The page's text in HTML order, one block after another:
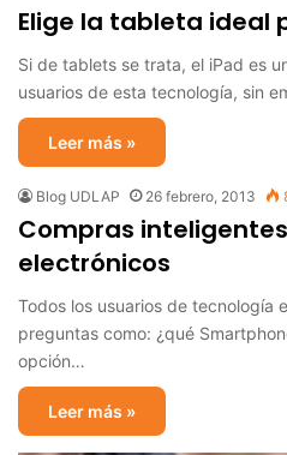
Elige la tableta ideal
Si de tablets se trata, el iPad es
usuarios de esta tecnología, sin
Leer más »
Blog UDLAP 26 febrero, 2013
Compras
electrónicos
Todos los usuarios de tecnología
preguntas como: ¿qué
opción…
Leer más »